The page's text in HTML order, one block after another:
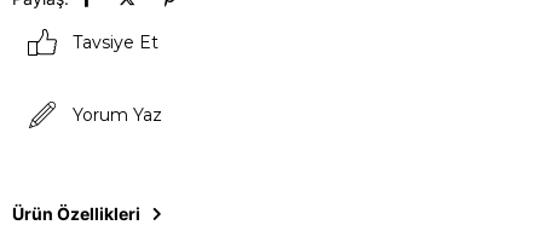
Tavsiye Et
Yorum Yaz
Ürün Özellikleri